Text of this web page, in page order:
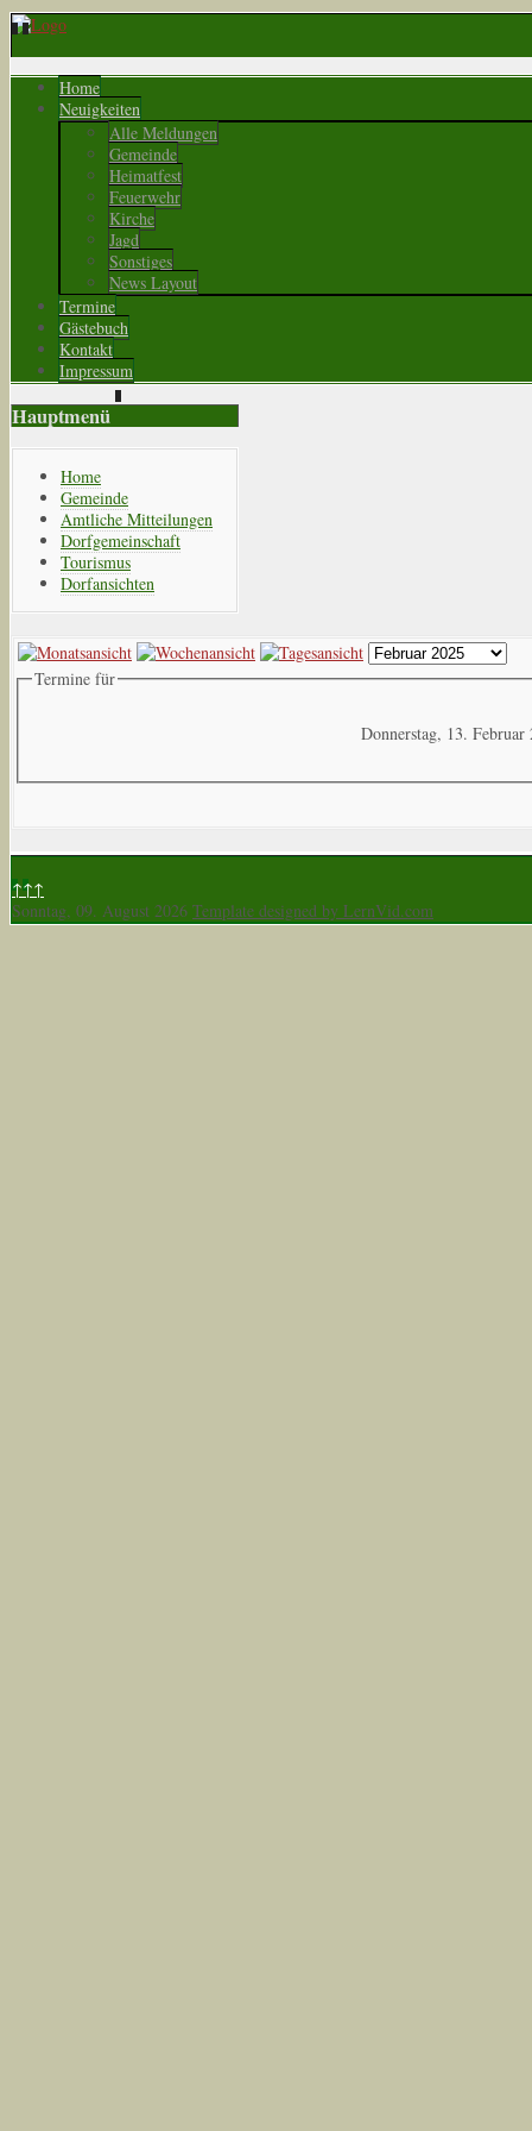
Home
Neuigkeiten
Alle Meldungen
Gemeinde
Heimatfest
Feuerwehr
Kirche
Jagd
Sonstiges
News Layout
Termine
Gästebuch
Kontakt
Impressum
Hauptmenü
Home
Gemeinde
Amtliche Mitteilungen
Dorfgemeinschaft
Tourismus
Dorfansichten
Termine für
Donnerstag, 13. Februar
↑↑↑
Sonntag, 09. August 2026 Template designed by LernVid.com